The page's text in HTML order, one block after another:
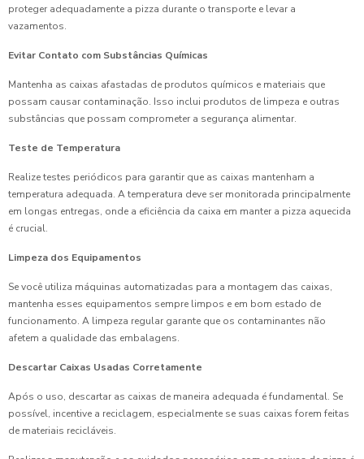
proteger adequadamente a pizza durante o transporte e levar a
vazamentos.
Evitar Contato com Substâncias Químicas
Mantenha as caixas afastadas de produtos químicos e materiais que
possam causar contaminação. Isso inclui produtos de limpeza e outras
substâncias que possam comprometer a segurança alimentar.
Teste de Temperatura
Realize testes periódicos para garantir que as caixas mantenham a
temperatura adequada. A temperatura deve ser monitorada principalmente
em longas entregas, onde a eficiência da caixa em manter a pizza aquecida
é crucial.
Limpeza dos Equipamentos
Se você utiliza máquinas automatizadas para a montagem das caixas,
mantenha esses equipamentos sempre limpos e em bom estado de
funcionamento. A limpeza regular garante que os contaminantes não
afetem a qualidade das embalagens.
Descartar Caixas Usadas Corretamente
Após o uso, descartar as caixas de maneira adequada é fundamental. Se
possível, incentive a reciclagem, especialmente se suas caixas forem feitas
de materiais recicláveis.